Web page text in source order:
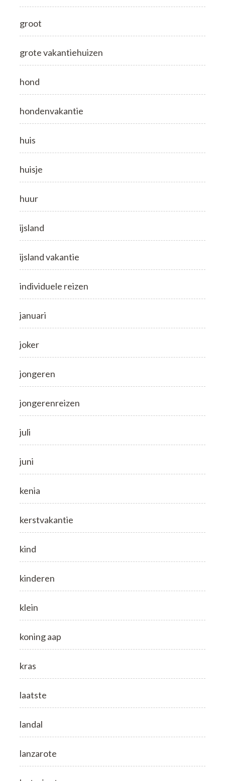
groot
grote vakantiehuizen
hond
hondenvakantie
huis
huisje
huur
ijsland
ijsland vakantie
individuele reizen
januari
joker
jongeren
jongerenreizen
juli
juni
kenia
kerstvakantie
kind
kinderen
klein
koning aap
kras
laatste
landal
lanzarote